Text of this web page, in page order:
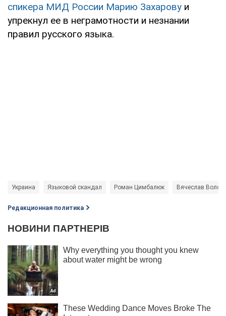
спикера МИД России Марию Захарову и
упрекнул ее в неграмотности и незнании
правил русского языка.
Украина Языковой скандал Роман Цимбалюк Вячеслав
Редакционная политика